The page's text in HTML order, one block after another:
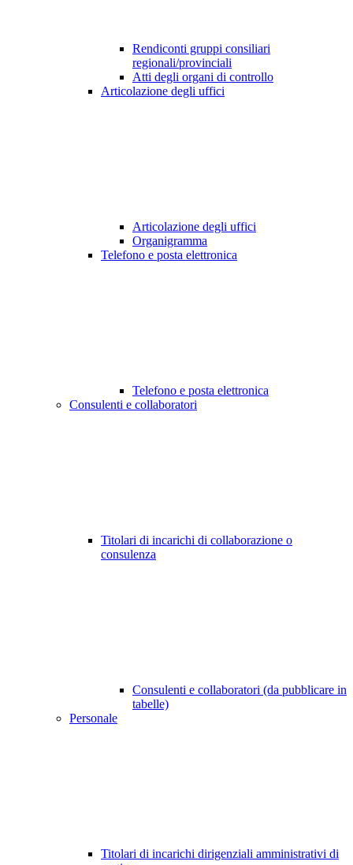
Rendiconti gruppi consiliari
regionali/provinciali
Atti degli organi di controllo
Articolazione degli uffici
Articolazione degli uffici
Organigramma
Telefono e posta elettronica
Telefono e posta elettronica
Consulenti e collaboratori
Titolari di incarichi di collaborazione o
consulenza
Consulenti e collaboratori (da pubblicare in
tabelle)
Personale
Titolari di incarichi dirigenziali amministrativi di